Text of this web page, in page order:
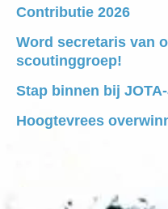
Contributie 2026
Word secretaris van
scoutinggroep!
Stap binnen bij
Hoogtevrees